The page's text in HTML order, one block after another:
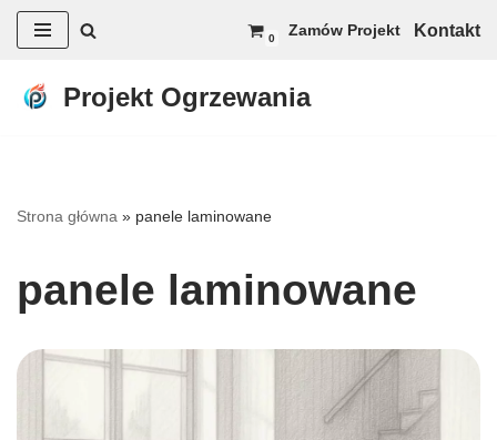
do
0 Zamów Projekt Kontakt
Projekt Ogrzewania
Strona główna » panele laminowane
panele laminowane